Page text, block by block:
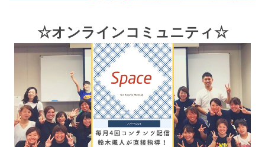
☆オンラインコミュニティ☆